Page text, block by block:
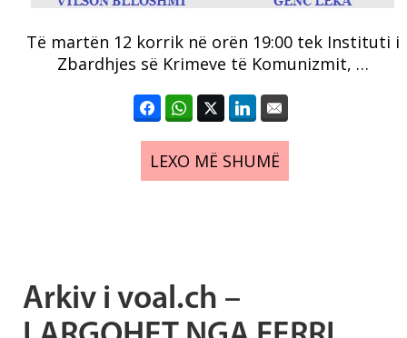
Të martën 12 korrik në orën 19:00 tek Instituti i
Zbardhjes së Krimeve të Komunizmit, …
LEXO MË SHUMË
Arkiv i voal.ch –